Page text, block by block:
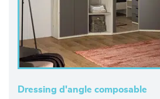
Dressing d'angle composable